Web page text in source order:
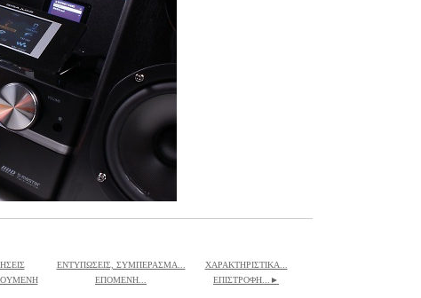
ΕΝΤΥΠΩΣΕΙΣ, ΣΥΜΠΕΡΑΣΜΑ...
ΧΑΡΑΚΤΗΡΙΣΤΙΚΑ...
ΕΠΟΜΕΝΗ... ΕΠΙΣΤΡΟΦΗ...►